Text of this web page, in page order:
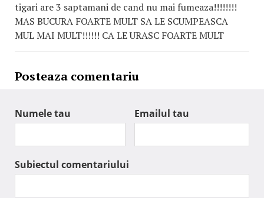
tigari are 3 saptamani de cand nu mai fumeaza!!!!!!!!
MAS BUCURA FOARTE MULT SA LE SCUMPEASCA
MUL MAI MULT!!!!!! CA LE URASC FOARTE MULT
Posteaza comentariu
Numele tau Emailul tau
Subiectul comentariului